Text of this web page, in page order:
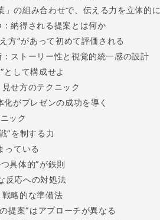
」の組み合わせで、伝える力を立体的に
納得される提案とは何か
方”があって初めて評価される
ストーリー性と視覚的統一感の設計
として構成せよ
せ方のテクニック
化がプレゼンの成功を導く
ック
”を制する力
っている
具体的”が鉄則
反応への対処法
略的な準備法
提案”はアプローチが異なる